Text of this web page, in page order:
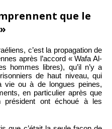
que le
c’est la propagation de
après l’accord « Wafa Al-
hommes libres), qu’il n’y a
de haut niveau, qui
vie ou à de longues peines,
en particulier après que
président ont échoué à les